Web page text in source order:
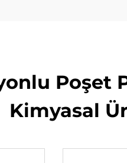
Poşet
Kimyasal